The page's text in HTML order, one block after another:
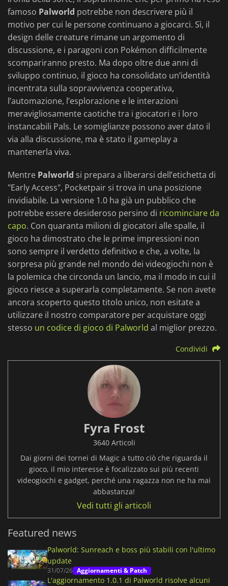
famoso Palworld potrebbe non descrivere più il
motivo per cui le persone continuano a giocarci. Sì, il
design delle creature rimane un argomento di
discussione, e i paragoni con Pokémon difficilmente
scompariranno presto. Ma dopo oltre due anni di
sviluppo continuo, il gioco ha consolidato un’identità
incentrata sulla sopravvivenza cooperativa,
l’automazione, l’esplorazione e le interazioni
meravigliosamente caotiche tra i giocatori e i loro
instancabili Pals. Le somiglianze possono aver dato il
via alla discussione, ma è stato il gameplay a
mantenerla viva.
Mentre Palworld si prepara a liberarsi dell’etichetta di
"Early Access", Pocketpair si trova in una posizione
invidiabile. La versione 1.0 ha già un pubblico che
potrebbe essere desideroso persino di ricominciare da
capo. Con quaranta milioni di giocatori alle spalle, il
gioco ha dimostrato che le prime impressioni non
sono sempre il verdetto definitivo e che, a volte, la
sorpresa più grande nel mondo dei videogiochi non è
la polemica che circonda un lancio, ma il modo in cui il
gioco riesce a superarla completamente. Se non avete
ancora scoperto questo titolo unico, non esitate a
utilizzare il nostro comparatore per acquistare oggi
stesso un codice di gioco di Palworld al miglior prezzo.
Condividi
Fyra Frost
3640 Articoli
Dai giorni dei tornei di Magic a tutto ciò che riguarda il
gioco, il mio interesse è focalizzato sui più recenti
videogiochi e gadget, perché una ragazza non ne ha mai
abbastanza!
Vedi tutti gli articoli
Featured news
Palworld: Sunreach e boss più stabili con l'ultimo
update
31/07/26 Aggiornamenti & Patch
L'aggiornamento 1.0.1 di Palworld risolve alcuni